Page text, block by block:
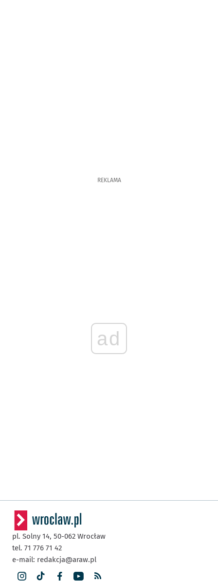
REKLAMA
ad
pl. Solny 14, 50-062 Wrocław
tel. 71 776 71 42
e-mail: redakcja@araw.pl